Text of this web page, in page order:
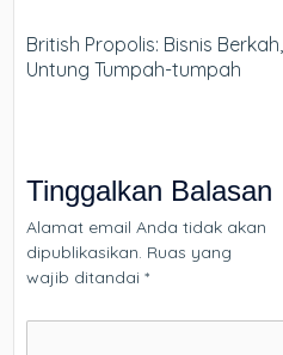
British Propolis: Bisnis
Untung Tumpah-tumpah
Tinggalkan Balasan
Alamat email Anda tidak akan
dipublikasikan. Ruas yang
wajib ditandai*